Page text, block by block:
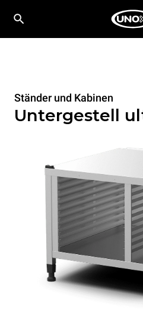
Ständer und Kabinen
Untergestell